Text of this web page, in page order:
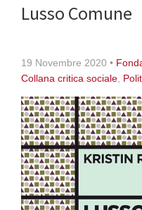
Lusso Comune
19 Novembre 2020 •
Collana critica sociale